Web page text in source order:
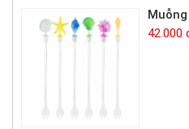
42.000